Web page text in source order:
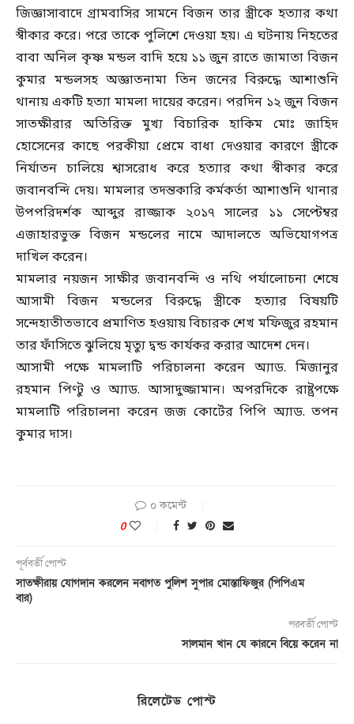
জিজ্ঞাসাবাদে গ্রামবাসির সামনে বিজন তার স্ত্রীকে হত্যার কথা
স্বীকার করে। পরে তাকে পুলিশে দেওয়া হয়। এ ঘটনায় নিহতের
বাবা অনিল কৃষ্ণ মন্ডল বাদি হয়ে ১১ জুন রাতে জামাতা বিজন
কুমার মন্ডলসহ অজ্ঞাতনামা তিন জনের বিরুদ্ধে আশাশুনি
থানায় একটি হত্যা মামলা দায়ের করেন। পরদিন ১২ জুন বিজন
সাতক্ষীরার অতিরিক্ত মুখ্য বিচারিক হাকিম মোঃ জাহিদ
হোসেনের কাছে পরকীয়া প্রেমে বাধা দেওয়ার কারণে স্ত্রীকে
নির্যাতন চালিয়ে শ্বাসরোধ করে হত্যার কথা স্বীকার করে
জবানবন্দি দেয়। মামলার তদন্তকারি কর্মকর্তা আশাশুনি থানার
উপপরিদর্শক আব্দুর রাজ্জাক ২০১৭ সালের ১১ সেপ্টেম্বর
এজাহারভুক্ত বিজন মন্ডলের নামে আদালতে অভিযোগপত্র
দাখিল করেন।
মামলার নয়জন সাক্ষীর জবানবন্দি ও নথি পর্যালোচনা শেষে
আসামী বিজন মন্ডলের বিরুদ্ধে স্ত্রীকে হত্যার বিষয়টি
সন্দেহাতীতভাবে প্রমাণিত হওয়ায় বিচারক শেখ মফিজুর রহমান
তার ফাঁসিতে ঝুলিয়ে মৃত্যু দ্বন্ড কার্যকর করার আদেশ দেন।
আসামী পক্ষে মামলাটি পরিচালনা করেন অ্যাড. মিজানুর
রহমান পিণ্টু ও অ্যাড. আসাদুজ্জামান। অপরদিকে রাষ্ট্রপক্ষে
মামলাটি পরিচালনা করেন জজ কোর্টের পিপি অ্যাড. তপন
কুমার দাস।
০ কমেন্ট
0
পূর্ববর্তী পোস্ট
সাতক্ষীরায় যোগদান করলেন নবাগত পুলিশ সুপার মোস্তাফিজুর (পিপিএম
বার)
পরবর্তী পোস্ট
সালমান খান যে কারনে বিয়ে করেন না
রিলেটেড পোস্ট